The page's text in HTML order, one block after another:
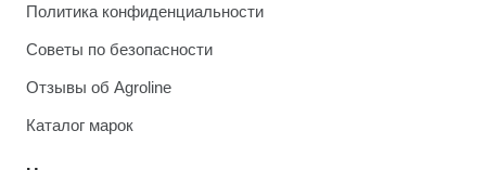
Политика конфиденциальности
Советы по безопасности
Отзывы об Agroline
Каталог марок